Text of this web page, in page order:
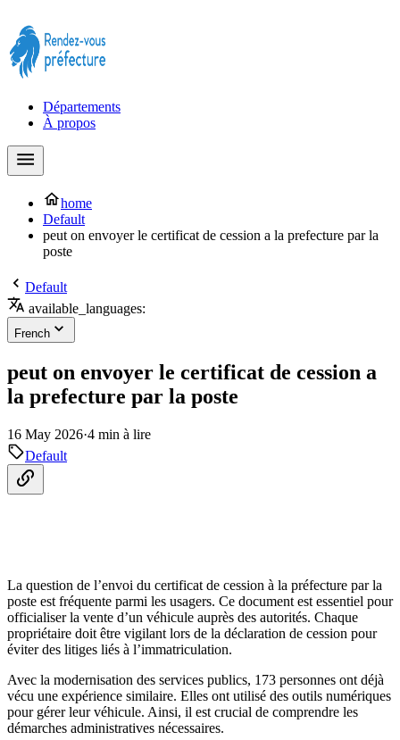
Départements
À propos
home
Default
peut on envoyer le certificat de cession a la prefecture par la
poste
Default
available_languages:
French
peut on envoyer le certificat de cession a
la prefecture par la poste
16 May 2026·4 min à lire
Default
La question de l’envoi du certificat de cession à la préfecture par la
poste est fréquente parmi les usagers. Ce document est essentiel pour
officialiser la vente d’un véhicule auprès des autorités. Chaque
propriétaire doit être vigilant lors de la déclaration de cession pour
éviter des litiges liés à l’immatriculation.
Avec la modernisation des services publics, 173 personnes ont déjà
vécu une expérience similaire. Elles ont utilisé des outils numériques
pour gérer leur véhicule. Ainsi, il est crucial de comprendre les
démarches administratives nécessaires.